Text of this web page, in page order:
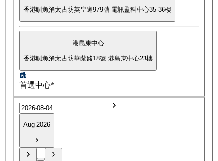
香港鰂魚涌太古坊英皇道979號 電訊盈科中心35-36樓
港島東中心
香港鰂魚涌太古坊華蘭路18號 港島東中心23樓
首選中心*
Aug 2026